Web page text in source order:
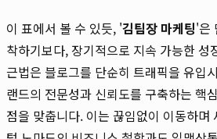
이 표에서 볼 수 있듯, '김팀장 마케팅'은
착하기보다, 장기적으로 지속 가능한 성
근법은 블로그를 단순히 트래픽을 유입
랜드의 전문성과 신뢰도를 구축하는 핵
점을 맞춥니다. 이는 끊임없이 이동하며